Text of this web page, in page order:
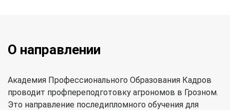
О направлении
Академия Профессионального Образования Кадров
проводит профпереподготовку агрономов в Грозном.
Это направление последипломного обучения для